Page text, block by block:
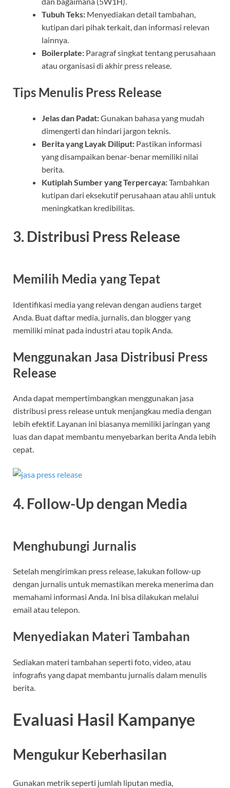
Tubuh Teks: Menyediakan detail tambahan,
kutipan dari pihak terkait, dan informasi relevan
lainnya.
Boilerplate: Paragraf singkat tentang perusahaan
atau organisasi di akhir press release.
Tips Menulis Press Release
Jelas dan Padat:Gunakan bahasa yang mudah
dimengerti dan hindari jargon teknis.
Berita yang Layak Diliput: Pastikan informasi
yang disampaikan benar-benar memiliki nilai
berita.
Kutiplah Sumber yang Terpercaya:Tambahkan
kutipan dari eksekutif perusahaan atau ahli untuk
meningkatkan kredibilitas.
3. Distribusi Press Release
Memilih Media yang Tepat
Identifikasi media yang relevan dengan audiens target
Anda. Buat daftar media, jurnalis, dan blogger yang
memiliki minat pada industri atau topik Anda.
Menggunakan Jasa Distribusi Press
Release
Anda dapat mempertimbangkan menggunakan jasa
distribusi press release untuk menjangkau media dengan
lebih efektif. Layanan ini biasanya memiliki jaringan yang
luas dan dapat membantu menyebarkan berita Anda lebih
cepat.
4. Follow-Up dengan Media
Menghubungi Jurnalis
Setelah mengirimkan press release, lakukan follow-up
dengan jurnalis untuk memastikan mereka menerima dan
memahami informasi Anda. Ini bisa dilakukan melalui
email atau telepon.
Menyediakan Materi Tambahan
Sediakan materi tambahan seperti foto, video, atau
infografis yang dapat membantu jurnalis dalam menulis
berita.
Evaluasi Hasil Kampanye
Mengukur Keberhasilan
Gunakan metrik seperti jumlah liputan media,